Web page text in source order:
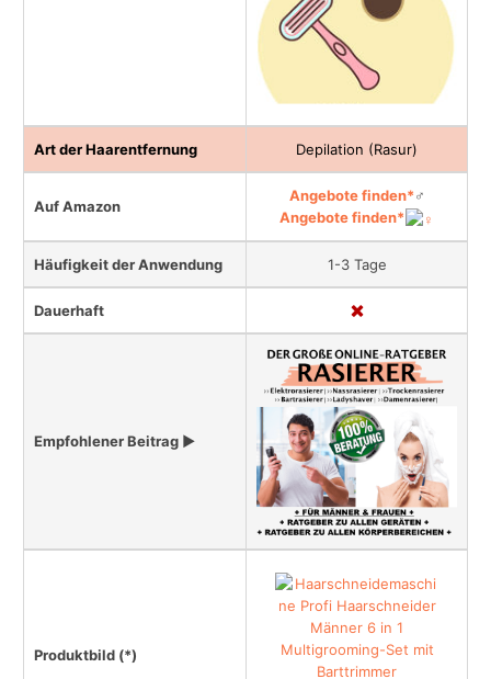
Art der Haarentfernung Depilation (Rasur)
Auf Amazon
Angebote finden*♂
Angebote finden*
Häufigkeit der Anwendung 1-3 Tage
Dauerhaft
Empfohlener Beitrag ▶
Produktbild (*)